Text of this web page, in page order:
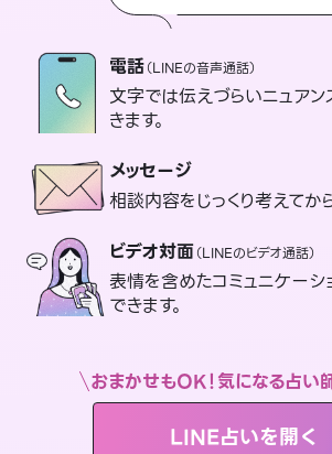
電話（LINEの音声通話）
文字では伝えづらいニュア
きます。
メッセージ
相談内容をじっくり考えてか
ビデオ対面（LINEのビデオ通話）
表情を含めたコミュニケーシ
できます。
おまかせもOK！気になる占い
LINE占いを開く